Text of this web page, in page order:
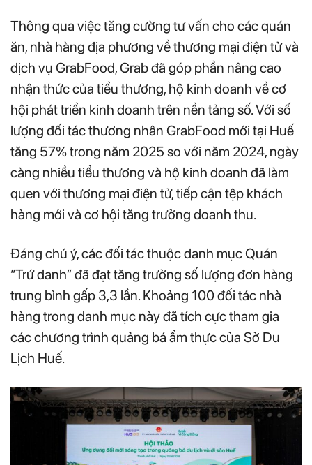
Thông qua việc tăng cường tư vấn cho các quán
ăn, nhà hàng địa phương về thương mại điện tử và
dịch vụ GrabFood, Grab đã góp phần nâng cao
nhận thức của tiểu thương, hộ kinh doanh về cơ
hội phát triển kinh doanh trên nền tảng số. Với số
lượng đối tác thương nhân GrabFood mới tại Huế
tăng 57% trong năm 2025 so với năm 2024, ngày
càng nhiều tiểu thương và hộ kinh doanh đã làm
quen với thương mại điện tử, tiếp cận tệp khách
hàng mới và cơ hội tăng trưởng doanh thu.
Đáng chú ý, các đối tác thuộc danh mục Quán
“Trứ danh” đã đạt tăng trưởng số lượng đơn hàng
trung bình gấp 3,3 lần. Khoảng 100 đối tác nhà
hàng trong danh mục này đã tích cực tham gia
các chương trình quảng bá ẩm thực của Sở Du
Lịch Huế.